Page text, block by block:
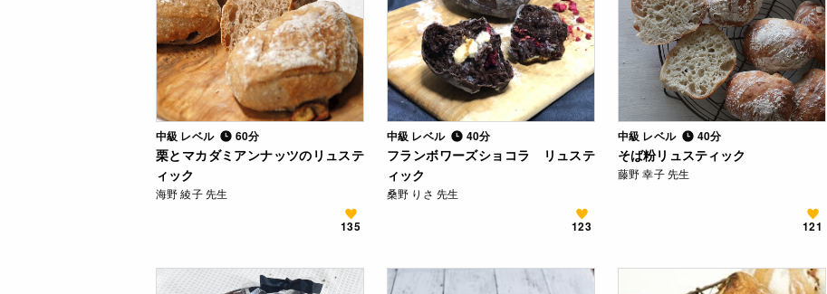
中級 レベル 60分
栗とマカダミアンナッツのリュステ
ィック
海野 綾子 先生
135
中級 レベル 40分
フランボワーズショコラ リュステ
ィック
桑野 りさ 先生
123
中級 レベル 40分
そば粉リュスティック
藤野 幸子 先生
121